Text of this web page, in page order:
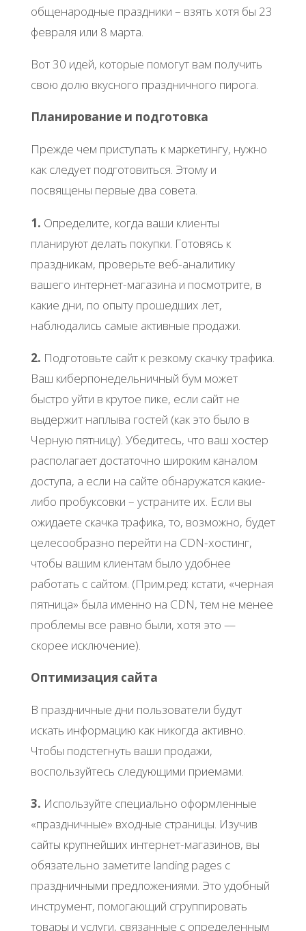
общенародные праздники – взять хотя бы 23
февраля или 8 марта.
Вот 30 идей, которые помогут вам получить
свою долю вкусного праздничного пирога.
Планирование и подготовка
Прежде чем приступать к маркетингу, нужно
как следует подготовиться. Этому и
посвящены первые два совета.
1. Определите, когда ваши клиенты
планируют делать покупки. Готовясь к
праздникам, проверьте веб-аналитику
вашего интернет-магазина и посмотрите, в
какие дни, по опыту прошедших лет,
наблюдались самые активные продажи.
2. Подготовьте сайт к резкому скачку трафика.
Ваш киберпонедельничный бум может
быстро уйти в крутое пике, если сайт не
выдержит наплыва гостей (как это было в
Черную пятницу). Убедитесь, что ваш хостер
располагает достаточно широким каналом
доступа, а если на сайте обнаружатся какие-
либо пробуксовки – устраните их. Если вы
ожидаете скачка трафика, то, возможно, будет
целесообразно перейти на CDN-хостинг,
чтобы вашим клиентам было удобнее
работать с сайтом. (Прим.ред: кстати, «черная
пятница» была именно на CDN, тем не менее
проблемы все равно были, хотя это —
скорее исключение).
Оптимизация сайта
В праздничные дни пользователи будут
искать информацию как никогда активно.
Чтобы подстегнуть ваши продажи,
воспользуйтесь следующими приемами.
3. Используйте специально оформленные
«праздничные» входные страницы. Изучив
сайты крупнейших интернет-магазинов, вы
обязательно заметите landing pages с
праздничными предложениями. Это удобный
инструмент, помогающий сгруппировать
товары и услуги, связанные с определенным